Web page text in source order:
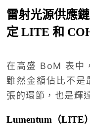
雷射光源供應
定 LITE 和
在高盛 BoM 表中
雖然金額佔比不是
張的環節，也是輝
Lumentum（LITE）